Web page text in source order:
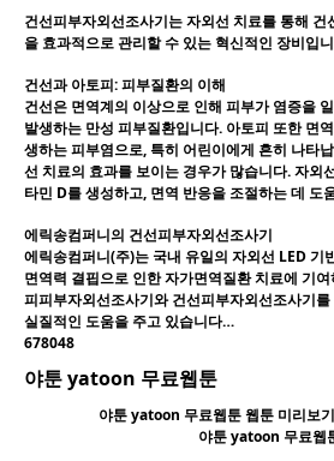
건선피부자외선조사기는 자외선 치료를 통해
을 효과적으로 관리할 수 있는 혁신적인 장비입
건선과 아토피: 피부질환의 이해
건선은 면역계의 이상으로 인해 피부가 염증을
발생하는 만성 피부질환입니다. 아토피 또한 면
생하는 피부염으로, 특히 어린이에게 흔히 나타
선 치료의 효과를 보이는 경우가 많습니다. 자외
타민 D를 생성하고, 면역 반응을 조절하는 데 도
에릭송컴퍼니의 건선피부자외선조사기
에릭송컴퍼니(주)는 국내 유일의 자외선 LED 기
면역력 결핍으로 인한 자가면역질환 치료에 기
피피부자외선조사기와 건선피부자외선조사기
실질적인 도움을 주고 있습니다…
678048
야툰 yatoon 무료웹툰
야툰 yatoon 무료웹툰 웹툰 미리보
야툰 yatoon 무료웹